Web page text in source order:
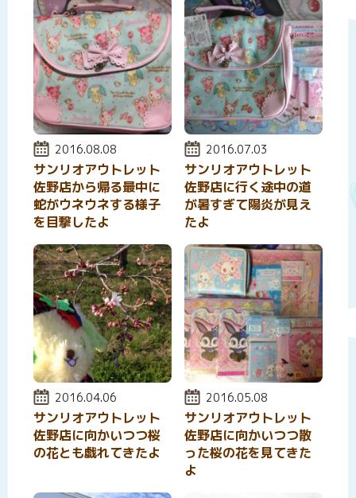
投稿日:
2016.08.08
サンリオアウトレット
佐野店から帰る最中に
蛇がウネウネする様子
を目撃したよ
投稿日:
2016.07.03
サンリオアウトレット
佐野店に行く途中の道
が暑すぎて陽炎が見え
たよ
投稿日:
2016.04.06
サンリオアウトレット
佐野店に向かいつつ桜
の花とも戯れてきたよ
投稿日:
2016.05.08
サンリオアウトレット
佐野店に向かいつつ散
った桜の花を見てきた
よ